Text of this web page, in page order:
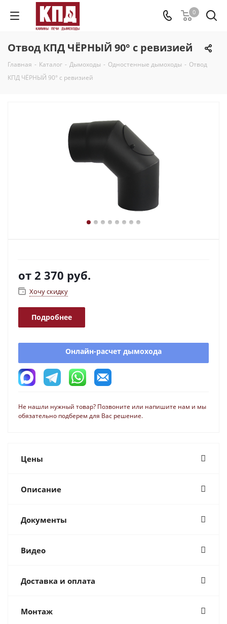
0
Отвод КПД ЧЁРНЫЙ 90° с ревизией
Главная - Каталог - Дымоходы - Одностенные дымоходы - Отвод
КПД ЧЁРНЫЙ 90° с ревизией
от 2 370 руб.
Хочу скидку
Подробнее
Онлайн-расчет дымохода
Не нашли нужный товар? Позвоните или напишите нам и мы
обязательно подберем для Вас решение.
Цены
Описание
Документы
Видео
Доставка и оплата
Монтаж